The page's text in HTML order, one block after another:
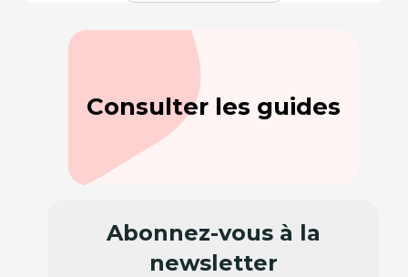
Consulter les guides
Abonnez-vous à la
newsletter